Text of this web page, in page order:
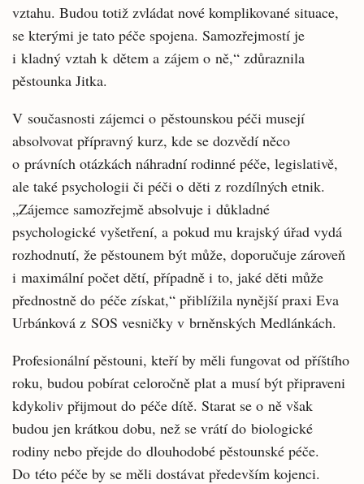
vztahu. Budou totiž zvládat nové komplikované situace,
se kterými je tato péče spojena. Samozřejmostí je
i kladný vztah k dětem a zájem o ně,“ zdůraznila
pěstounka Jitka.
V současnosti zájemci o pěstounskou péči musejí
absolvovat přípravný kurz, kde se dozvědí něco
o právních otázkách náhradní rodinné péče, legislativě,
ale také psychologii či péči o děti z rozdílných etnik.
„Zájemce samozřejmě absolvuje i důkladné
psychologické vyšetření, a pokud mu krajský úřad vydá
rozhodnutí, že pěstounem být může, doporučuje zároveň
i maximální počet dětí, případně i to, jaké děti může
přednostně do péče získat,“ přiblížila nynější praxi Eva
Urbánková z SOS vesničky v brněnských Medlánkách.
Profesionální pěstouni, kteří by měli fungovat od příštího
roku, budou pobírat celoročně plat a musí být připraveni
kdykoliv přijmout do péče dítě. Starat se o ně však
budou jen krátkou dobu, než se vrátí do biologické
rodiny nebo přejde do dlouhodobé pěstounské péče.
Do této péče by se měli dostávat především kojenci.